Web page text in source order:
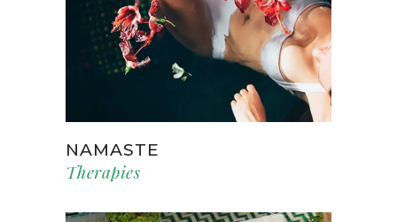
NAMASTE
Therapies